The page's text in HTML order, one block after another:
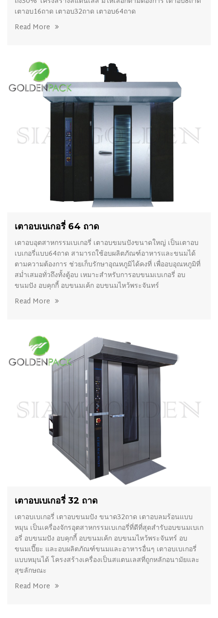
เตาอบ16ถาด เตาอบ32ถาด เตาอบ64ถาด
Read More
เตาอบเบเกอรี่ 64 ถาด
เตาอบอุตสาหกรรมเบเกอรี่ เตาอบขมนปังขนาดใหญ่ เป็นเตาอบ
เบเกอรี่แบบ64ถาด สามารถใช้อบผลิตภัณฑ์อาหารและขนมได้
ตามความต้องการ ช่วยเก็บรักษาอุณหภูมิได้คงที่ เพื่ออบอุณหภูมิที่
สม่ำเสมอทั่วถึงทั้งตู้อบ เหมาะสำหรับการอบขนมเบเกอรี่ อบ
ขนมปัง อบคุกกี้ อบขนมเค้ก อบขนมไหว้พระจันทร์
Read More
เตาอบเบเกอรี่ 32 ถาด
เตาอบเบเกอรี่ เตาอบขนมปัง ขนาด32ถาด เตาอบลมร้อนแบบ
หมุน เป็นเครื่องจักรอุตสาหกรรมเบเกอรี่ที่ดีที่สุดสำรับอบขนมเบเก
อรี่ อบขนมปัง อบคุกกี้ อบขนมเค้ก อบขนมไหว้พระจันทร์ อบ
ขนมเปี๊ยะ และอบผลิตภัณฑ์ขนมและอาหารอื่นๆ เตาอบเบเกอรี่
แบบหมุนได้ โครงสร้างเครื่องเป็นสแตนเลสที่ถูกหลักอนามัยและ
สุขลักษณะ
Read More